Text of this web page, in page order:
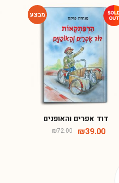
דוד אפרים והאופנים
₪72.00 ₪39.00